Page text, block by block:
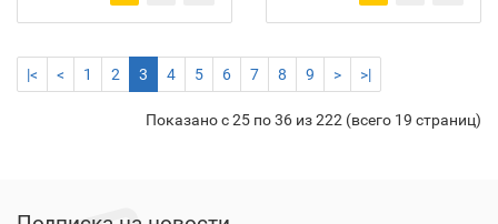
|< < 1 2 3 4 5 6 7 8 9 > >|
Показано с 25 по 36 из 222 (всего 19 страниц)